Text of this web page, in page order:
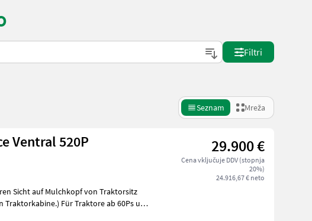
Filtri
Seznam Mreža
Ventral 520P 29.900 €
Cena vključuje DDV (stopnja
20%)
24.916,67 € neto
Sicht auf Mulchkopf von Traktorsitz
Traktore ab 60Ps und